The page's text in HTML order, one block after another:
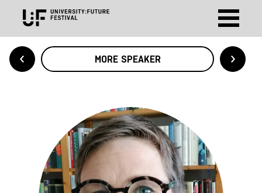
MORE SPEAKER